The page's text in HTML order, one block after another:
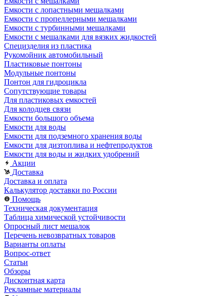
Емкости с лопастными мешалками
Емкости с пропеллерными мешалками
Емкости с турбинными мешалками
Емкости с мешалками для вязких жидкостей
Специзделия из пластика
Рукомойник автомобильный
Пластиковые понтоны
Модульные понтоны
Понтон для гидроцикла
Сопутствующие товары
Для пластиковых емкостей
Для колодцев связи
Емкости большого объема
Емкости для воды
Емкости для подземного хранения воды
Емкости для дизтоплива и нефтепродуктов
Емкости для воды и жидких удобрений
Акции
Доставка
Доставка и оплата
Калькулятор доставки по России
Помощь
Техническая документация
Таблица химической устойчивости
Опросный лист мешалок
Перечень невозвратных товаров
Варианты оплаты
Вопрос-ответ
Статьи
Обзоры
Дисконтная карта
Рекламные материалы